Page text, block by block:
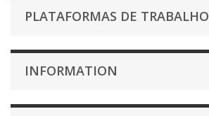
PLATAFORMAS DE TRABALHO
INFORMATION